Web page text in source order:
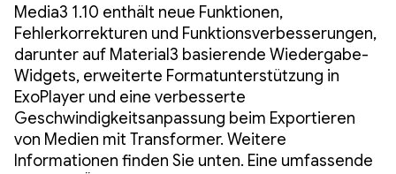
Media3 1.10 enthält neue Funktionen,
Fehlerkorrekturen und Funktionsverbesserungen,
darunter auf Material3 basierende Wiedergabe-
Widgets, erweiterte Formatunterstützung in
ExoPlayer und eine verbesserte
Geschwindigkeitsanpassung beim Exportieren
von Medien mit Transformer. Weitere
Informationen finden Sie unten. Eine umfassende